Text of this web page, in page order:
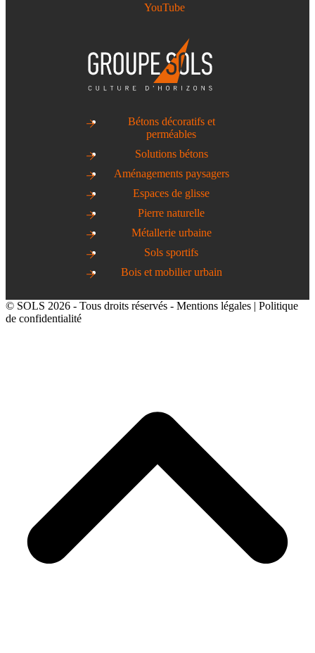
YouTube
Bétons décoratifs et
perméables
Solutions bétons
Aménagements paysagers
Espaces de glisse
Pierre naturelle
Métallerie urbaine
Sols sportifs
Bois et mobilier urbain
© SOLS 2026 - Tous droits réservés - Mentions légales | Politique
de confidentialité